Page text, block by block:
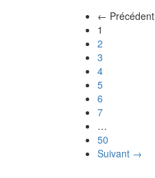
← Précédent
1
2
3
4
5
6
7
…
50
Suivant →